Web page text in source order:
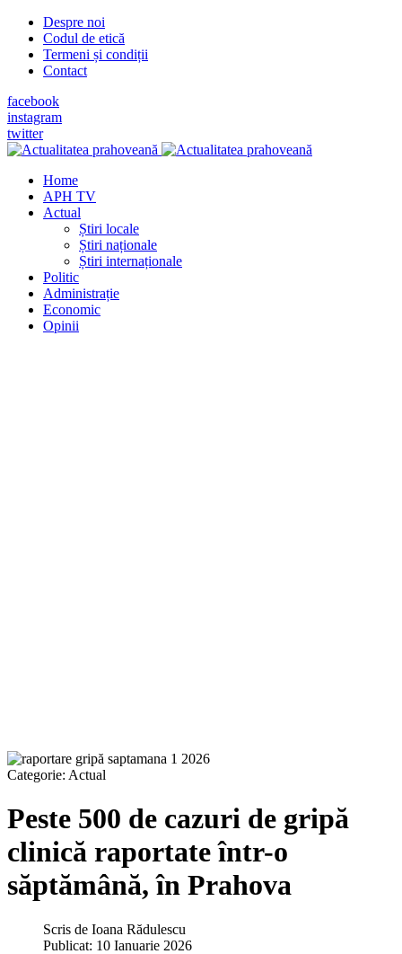
Despre noi
Codul de etică
Termeni și condiții
Contact
facebook
instagram
twitter
Home
APH TV
Actual
Știri locale
Știri naționale
Știri internaționale
Politic
Administrație
Economic
Opinii
Categorie: Actual
Peste 500 de cazuri de gripă
clinică raportate într-o
săptămână, în Prahova
Scris de Ioana Rădulescu
Publicat: 10 Ianuarie 2026